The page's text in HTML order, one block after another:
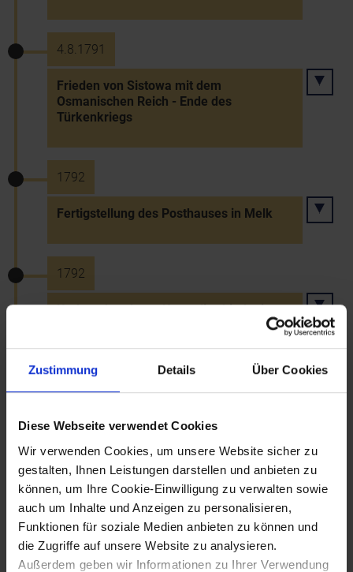
Zustimmung Details Über Cookies
Diese Webseite verwendet Cookies
Wir verwenden Cookies, um unsere Website sicher zu
gestalten, Ihnen Leistungen darstellen und anbieten zu
können, um Ihre Cookie-Einwilligung zu verwalten sowie
auch um Inhalte und Anzeigen zu personalisieren,
Funktionen für soziale Medien anbieten zu können und
die Zugriffe auf unsere Website zu analysieren.
Außerdem geben wir Informationen zu Ihrer Verwendung
4.8.1791
Frieden von Sistowa mit dem
Osmanischen Reich - Ende des
Türkenkriegs
1792
Fertigstellung des Posthauses in Melk
1792
Umbau der ehem. Karmeliterkirche in
Kaiser Franz II., ab 1804 als
1.3.1792
Tod Kaiser Leopolds II. in Wien -
Nachfolger wird Sohn Franz II./I.